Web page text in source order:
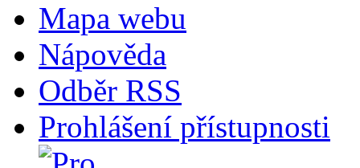
Mapa webu
Nápověda
Odběr RSS
Prohlášení přístupnosti